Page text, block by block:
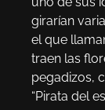
girarían
el que
traen las
pegadizos,
“Pirata del